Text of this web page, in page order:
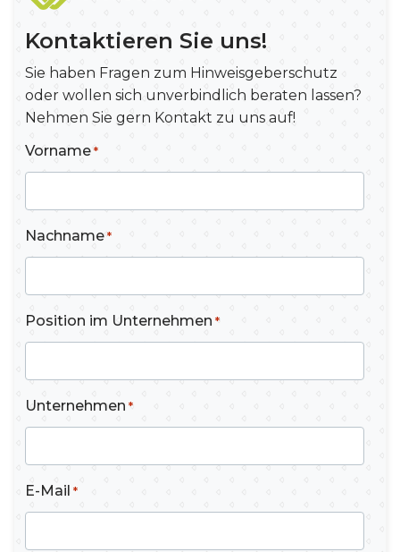
Kontaktieren Sie uns!
Sie haben Fragen zum Hinweisgeberschutz
oder wollen sich unverbindlich beraten lassen?
Nehmen Sie gern Kontakt zu uns auf!
Vorname *
Nachname *
Position im Unternehmen *
Unternehmen *
E-Mail *